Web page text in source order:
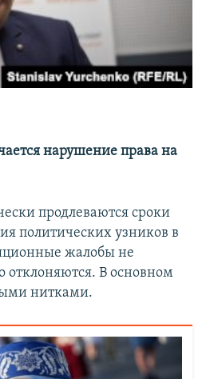
нарушение права на
продлеваются сроки
политических узников в
жалобы не
отклоняются. В основном
нитками.